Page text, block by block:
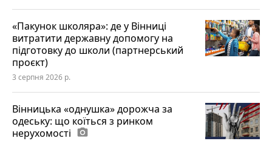
«Пакунок школяра»: де у Вінниці
витратити державну допомогу на
підготовку до школи (партнерський
проєкт)
3 серпня 2026 р.
Вінницька «однушка» дорожча за
одеську: що коїться з ринком
нерухомості photo_camera